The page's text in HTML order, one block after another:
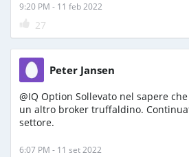
9:20 PM - 11 feb 2022
27
Peter Jansen
@IQ Option Sollevato nel sapere
un altro broker truffaldino.
settore.
6:07 PM - 11 set 2022